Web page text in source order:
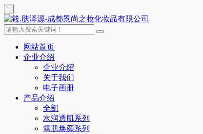
网站首页
企业介绍
企业介绍
关于我们
电子画册
产品介绍
全部
水润透肌系列
雪肌焕颜系列